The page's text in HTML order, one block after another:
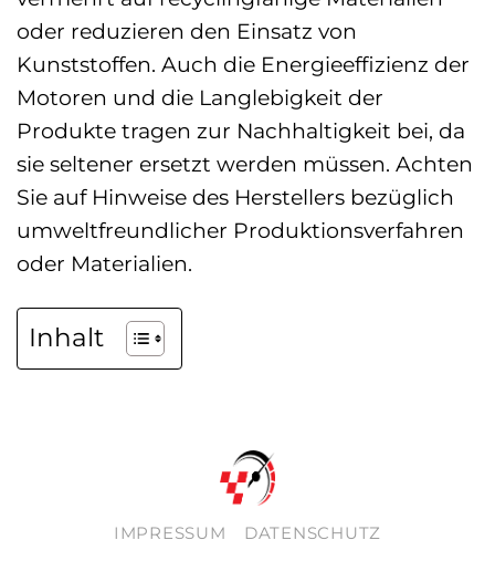
oder reduzieren den Einsatz von
Kunststoffen. Auch die Energieeffizienz der
Motoren und die Langlebigkeit der
Produkte tragen zur Nachhaltigkeit bei, da
sie seltener ersetzt werden müssen. Achten
Sie auf Hinweise des Herstellers bezüglich
umweltfreundlicher Produktionsverfahren
oder Materialien.
Inhalt
IMPRESSUM DATENSCHUTZ